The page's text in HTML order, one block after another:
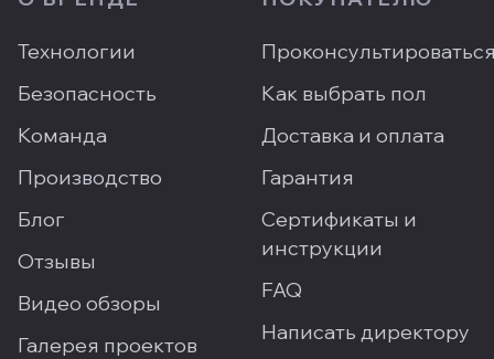
Технологии
Безопасность
Команда
Производство
Блог
Отзывы
Видео обзоры
Галерея проектов
Как выбрать пол
Доставка и оплата
Гарантия
Сертификаты и
инструкции
FAQ
Написать директору